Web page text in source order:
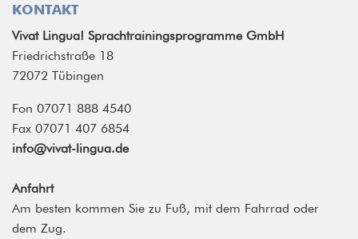
KONTAKT
Vivat Lingua! Sprachtrainingsprogramme GmbH
Friedrichstraße 18
72072 Tübingen
Fon 07071 888 4540
Fax 07071 407 6854
info@vivat-lingua.de
Anfahrt
Am besten kommen Sie zu Fuß, mit dem Fahrrad oder
dem Zug.